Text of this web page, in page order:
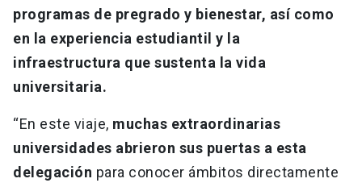
programas de pregrado y bienestar, así como
en la experiencia estudiantil y la
infraestructura que sustenta la vida
universitaria.
“En este viaje, muchas extraordinarias
universidades abrieron sus puertas a esta
delegación para conocer ámbitos directamente